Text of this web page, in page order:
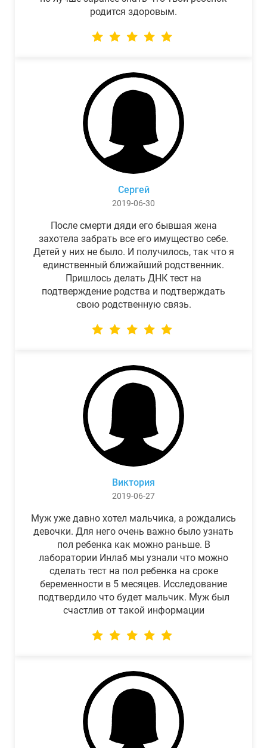
родится здоровым.
Сергей
2019-06-30
После смерти дяди его бывшая жена
захотела забрать все его имущество себе.
Детей у них не было. И получилось, так что я
единственный ближайший родственник.
Пришлось делать ДНК тест на
подтверждение родства и подтверждать
свою родственную связь.
Виктория
2019-06-27
Муж уже давно хотел мальчика, а рождались
девочки. Для него очень важно было узнать
пол ребенка как можно раньше. В
лаборатории Инлаб мы узнали что можно
сделать тест на пол ребенка на сроке
беременности в 5 месяцев. Исследование
подтвердило что будет мальчик. Муж был
счастлив от такой информации